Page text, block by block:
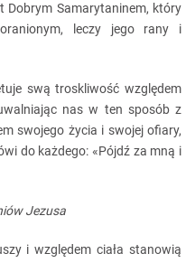
Dobrym Samarytaninem, który
leczy jego rany i
swą troskliwość względem
nas w ten sposób z
swojego życia i swojej ofiary,
do każdego: «Pójdź za mną i
Jezusa
i względem ciała stanowią